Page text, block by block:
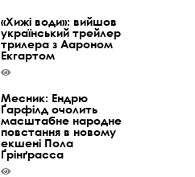
«Хижі води»: вийшов
український трейлер
трилера з Аароном
Екгартом
Месник: Ендрю
Ґарфілд очолить
масштабне народне
повстання в новому
екшені Пола
Ґрінґрасса